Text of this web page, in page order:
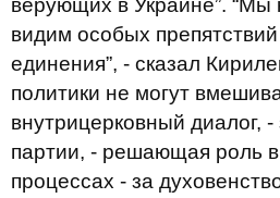
верующих в Украине”. “Мы
видим особых препятствий
единения”, - сказал
политики не могут
внутрицерковный диалог,
партии, - решающая роль
процессах - за